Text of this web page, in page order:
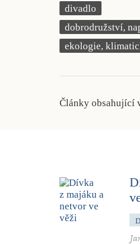
divadlo
dobrodružství,
ekologie,
Články obsahující